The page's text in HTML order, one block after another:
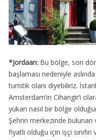
*Jordaan:Bu bölge, son
başlaması nedeniyle
turistik olanı diyebiliriz.
Amsterdam’ın Cihangir’i
yukarı nasıl bir bölge
Şehrin merkezinde bulunan
fiyatlı olduğu için işçi